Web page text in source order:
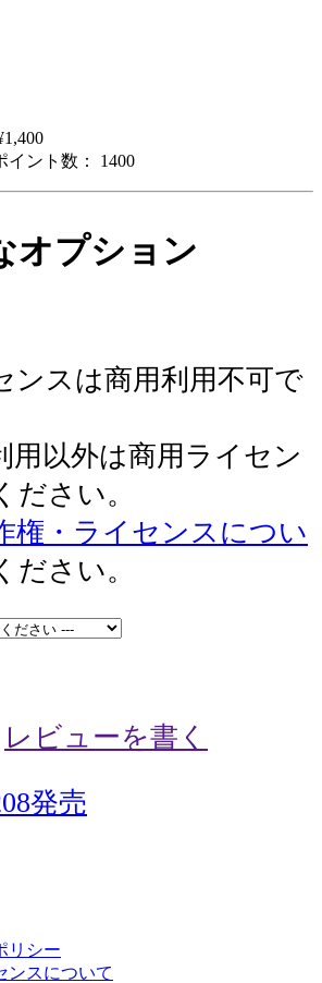
イント数： 1400
オプション
ンスは商用利用不可で
用以外は商用ライセン
ださい。
権・ライセンスについ
ださい。
レビューを書く
発売
リシー
ンスについて